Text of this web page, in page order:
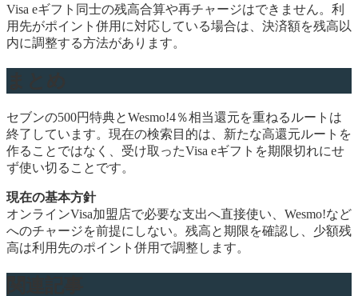
Visa eギフト同士の残高合算や再チャージはできません。利
用先がポイント併用に対応している場合は、決済額を残高以
内に調整する方法があります。
セブンの500円特典とWesmo!4％相当還元を重ねるルートは
終了しています。現在の検索目的は、新たな高還元ルートを
作ることではなく、受け取ったVisa eギフトを期限切れにせ
ず使い切ることです。
現在の基本方針
オンラインVisa加盟店で必要な支出へ直接使い、Wesmo!など
へのチャージを前提にしない。残高と期限を確認し、少額残
高は利用先のポイント併用で調整します。